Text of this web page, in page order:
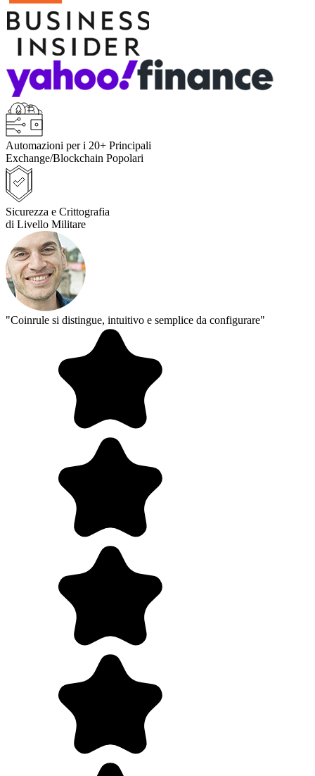
Automazioni per i 20+ Principali
Exchange/Blockchain Popolari
Sicurezza e Crittografia
di Livello Militare
"Coinrule si distingue, intuitivo e semplice da configurare"